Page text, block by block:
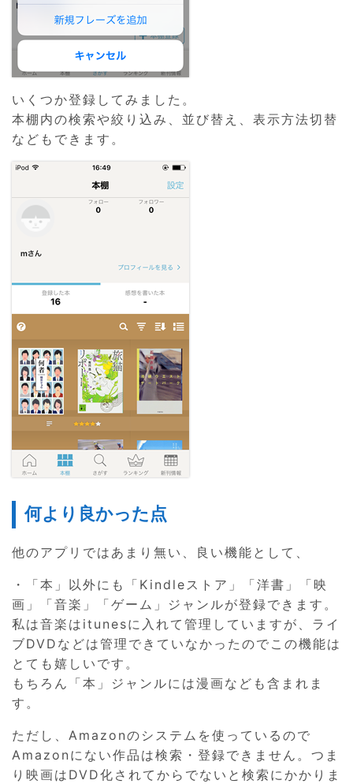
いくつか登録してみました。
本棚内の検索や絞り込み、並び替え、表示方法切替
などもできます。
何より良かった点
他のアプリではあまり無い、良い機能として、
・「本」以外にも「Kindleストア」「洋書」「映
画」「音楽」「ゲーム」ジャンルが登録できます。
私は音楽はitunesに入れて管理していますが、ライ
ブDVDなどは管理できていなかったのでこの機能は
とても嬉しいです。
もちろん「本」ジャンルには漫画なども含まれま
す。
ただし、Amazonのシステムを使っているので
Amazonにない作品は検索・登録できません。つま
り映画はDVD化されてからでないと検索にかかりま